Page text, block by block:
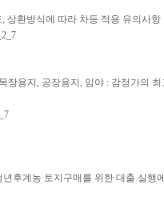
상환방식에 따라 차등 적용 유의사항
장용지, 공장용지, 임야 : 감정가의 최
후계농 토지구매를 위한 대출 실행